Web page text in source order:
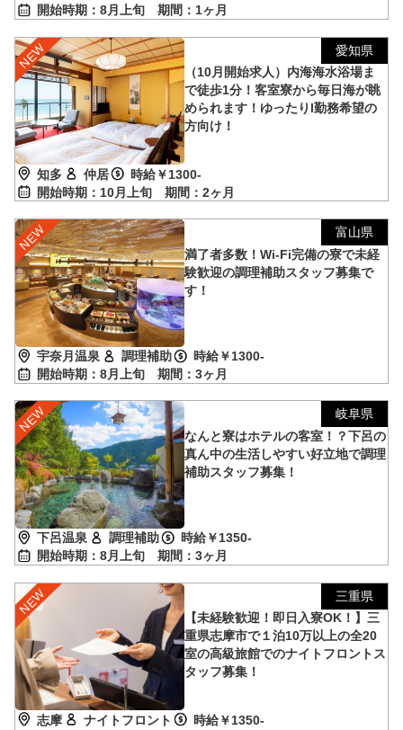
開始時期：8月上旬 期間：1ヶ月
愛知県
（10月開始求人）内海海水浴場ま
で徒歩1分！客室寮から毎日海が眺
められます！ゆったりl勤務希望の
方向け！
知多 仲居
時給￥1300-
開始時期：10月上旬 期間：2ヶ月
富山県
満了者多数！Wi-Fi完備の寮で未経
験歓迎の調理補助スタッフ募集で
す！
宇奈月温泉 調理補助
時給￥1300-
開始時期：8月上旬 期間：3ヶ月
岐阜県
なんと寮はホテルの客室！？下呂の
真ん中の生活しやすい好立地で調理
補助スタッフ募集！
下呂温泉 調理補助
時給￥1350-
開始時期：8月上旬 期間：3ヶ月
三重県
【未経験歓迎！即日入寮OK！】三
重県志摩市で１泊10万以上の全20
室の高級旅館でのナイトフロントス
タッフ募集！
志摩 ナイトフロント
時給￥1350-